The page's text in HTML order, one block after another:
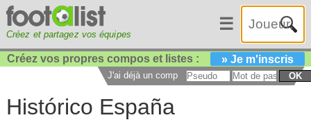
Créez et partagez vos équipes
☰
Créez vos propres compos et listes : » Je m'inscris
J'ai déjà un compte : OK
Histórico España